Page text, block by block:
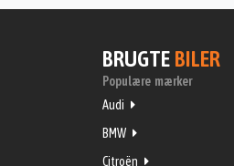
BRUGTE BILER
Populære mærker
Audi
BMW
Citroën